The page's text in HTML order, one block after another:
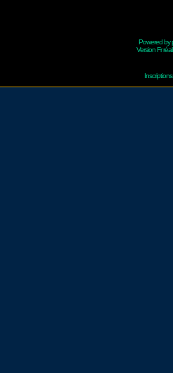
Powered by
Version Fr